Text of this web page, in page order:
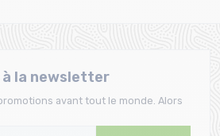
la newsletter
avant tout le monde. Alors